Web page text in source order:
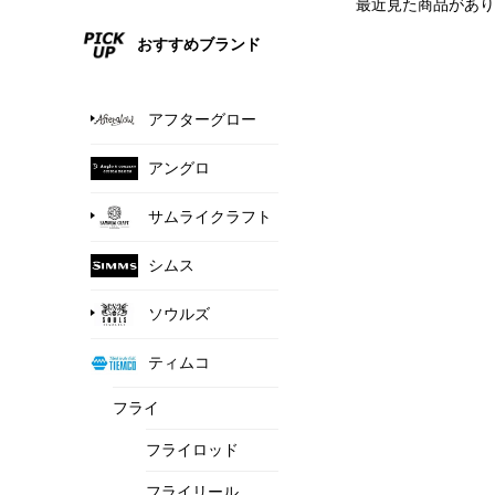
おすすめブランド
アフターグロー
アングロ
サムライクラフト
シムス
ソウルズ
ティムコ
フライ
フライロッド
最近見た商品があ